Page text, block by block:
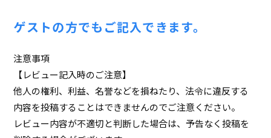
ゲストの方でもご記入できます。
注意事項
【レビュー記入時のご注意】
他人の権利、利益、名誉などを損ねたり、法令に違反する
内容を投稿することはできませんのでご注意ください。
レビュー内容が不適切と判断した場合は、予告なく投稿を